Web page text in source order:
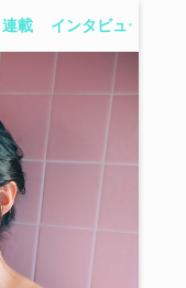
連載 インタビュー